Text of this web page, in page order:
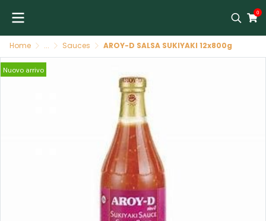
0
Home ... Sauces AROY-D SALSA SUKIYAKI 12x800g
Nuovo arrivo